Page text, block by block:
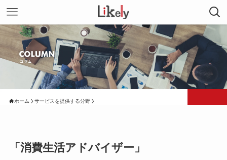
ホーム サービスを提供する分野
「消費生活アドバイザー」